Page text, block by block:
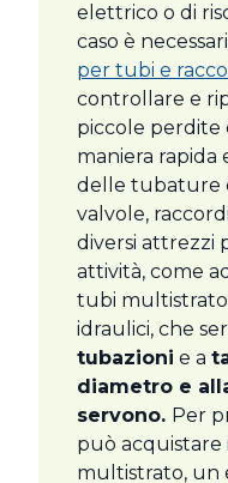
elettrico o di
caso è
per tubi e
controllare e
piccole perdite
maniera rapida
delle tubature
valvole,
diversi attrezzi
attività, come
tubi
idraulici, che
tubazioni e a
diametro e
servono. Per
può acquistare
multistrato, un